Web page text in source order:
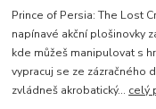
Prince of Persia: The Lost
napínavé akční plošinovky
kde můžeš manipulovat s
vypracuj se ze zázračného
zvládneš akrobatický... celý